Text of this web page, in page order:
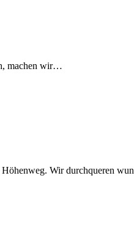
machen wir…
Höhenweg. Wir durchqueren